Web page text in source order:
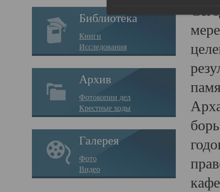
Библиотека
Книги
Исследования
Архив
Фотокопии дел
Крестные ходы
Галерея
Фото
Видео